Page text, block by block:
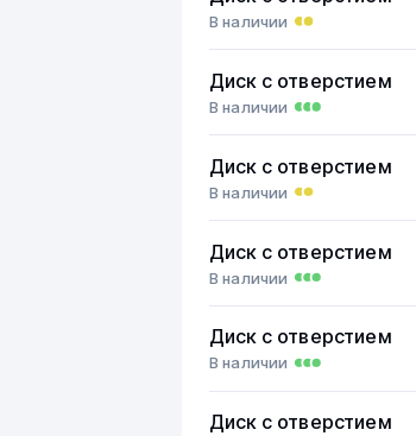
В наличии
Диск с отверстием
В наличии
Диск с отверстием
В наличии
Диск с отверстием
В наличии
Диск с отверстием
В наличии
Диск с отверстием